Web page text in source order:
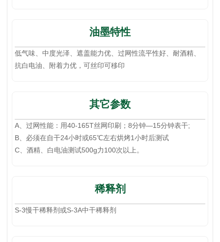
油墨特性
低气味、中度光泽、遮盖能力优、过网性流平性好、耐酒精、
抗白电油、附着力优，可丝印可移印
其它参数
A、过网性能：用40-165T丝网印刷；8分钟—15分钟表干;
B、必须在自干24小时或65℃左右烘烤1小时后测试
C、酒精、白电油测试500g力100次以上。
稀释剂
S-3慢干稀释剂或S-3A中干稀释剂